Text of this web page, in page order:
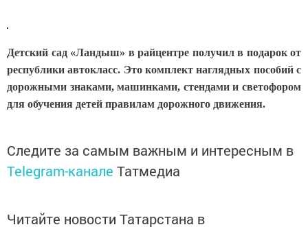
Детский сад «Ландыш» в райцентре получил в подарок от
республики автокласс. Это комплект наглядных пособий с
дорожными знаками, машинками, стендами и светофором
для обучения детей правилам дорожного движения.
Следите за самым важным и интересным в
Telegram-канале Татмедиа
Читайте новости Татарстана в